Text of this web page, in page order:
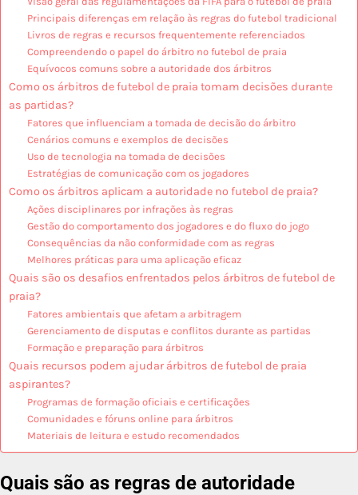
Principais diferenças em relação às regras do futebol tradicional
Livros de regras e recursos frequentemente referenciados
Compreendendo o papel do árbitro no futebol de praia
Equívocos comuns sobre a autoridade dos árbitros
Como os árbitros de futebol de praia tomam decisões durante
as partidas?
Fatores que influenciam a tomada de decisão do árbitro
Cenários comuns e exemplos de decisões
Uso de tecnologia na tomada de decisões
Estratégias de comunicação com os jogadores
Como os árbitros aplicam a autoridade no futebol de praia?
Ações disciplinares por infrações às regras
Gestão do comportamento dos jogadores e do fluxo do jogo
Consequências da não conformidade com as regras
Melhores práticas para uma aplicação eficaz
Quais são os desafios enfrentados pelos árbitros de futebol de
praia?
Fatores ambientais que afetam a arbitragem
Gerenciamento de disputas e conflitos durante as partidas
Formação e preparação para árbitros
Quais recursos podem ajudar árbitros de futebol de praia
aspirantes?
Programas de formação oficiais e certificações
Comunidades e fóruns online para árbitros
Materiais de leitura e estudo recomendados
Quais são as regras de autoridade